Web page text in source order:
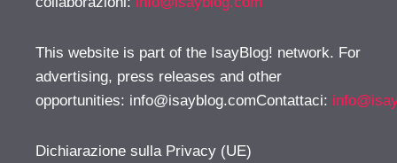
This website is part of the IsayBlog! network. For
advertising, press releases and other
opportunities: info@isayblog.comContattaci:
Dichiarazione sulla Privacy (UE)